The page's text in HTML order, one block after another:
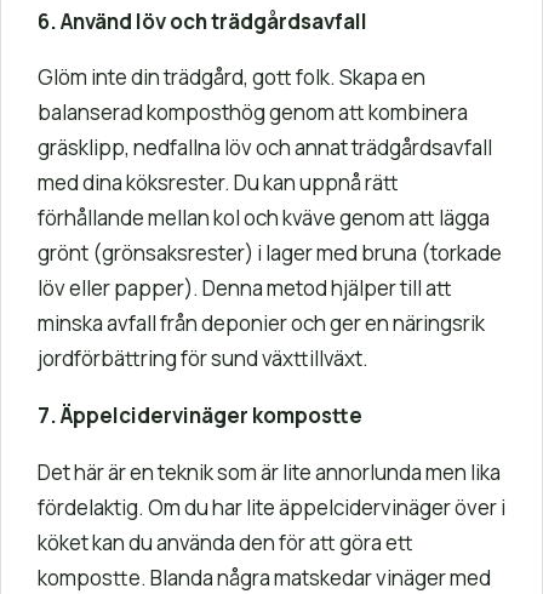
6. Använd löv och trädgårdsavfall
Glöm inte din trädgård, gott folk. Skapa en
balanserad komposthög genom att kombinera
gräsklipp, nedfallna löv och annat trädgårdsavfall
med dina köksrester. Du kan uppnå rätt
förhållande mellan kol och kväve genom att lägga
grönt (grönsaksrester) i lager med bruna (torkade
löv eller papper). Denna metod hjälper till att
minska avfall från deponier och ger en näringsrik
jordförbättring för sund växttillväxt.
7. Äppelcidervinäger kompostte
Det här är en teknik som är lite annorlunda men lika
fördelaktig. Om du har lite äppelcidervinäger över i
köket kan du använda den för att göra ett
kompostte. Blanda några matskedar vinäger med